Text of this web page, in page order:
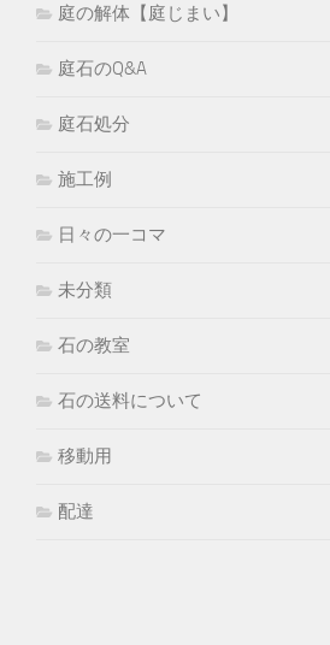
庭の解体【庭じまい】
庭石のQ&A
庭石処分
施工例
日々の一コマ
未分類
石の教室
石の送料について
移動用
配達